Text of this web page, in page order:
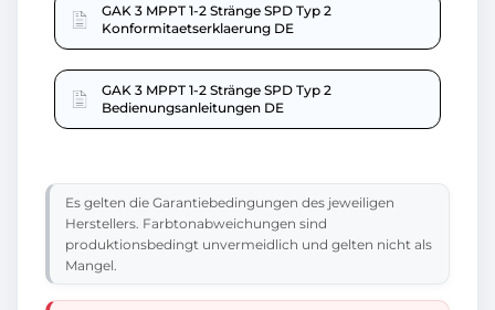
GAK 3 MPPT 1-2 Stränge SPD Typ 2
Konformitaetserklaerung DE
GAK 3 MPPT 1-2 Stränge SPD Typ 2
Bedienungsanleitungen DE
Es gelten die Garantiebedingungen des jeweiligen
Herstellers. Farbtonabweichungen sind
produktionsbedingt unvermeidlich und gelten nicht als
Mangel.